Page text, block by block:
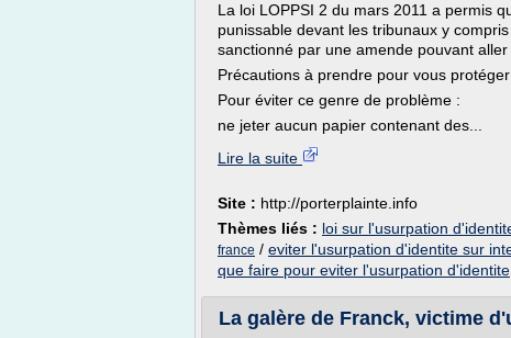
La loi LOPPSI 2 du mars 2011 a permis
punissable devant les tribunaux y
sanctionné par une amende pouvant
Précautions à prendre pour vous protéger
Pour éviter ce genre de problème :
ne jeter aucun papier contenant des...
Lire la suite
Site : http://porterplainte.info
Thèmes liés : loi sur l'usurpation
france / eviter l'usurpation d'identite sur
que faire pour eviter l'usurpation d'identite
La galère de Franck, victime